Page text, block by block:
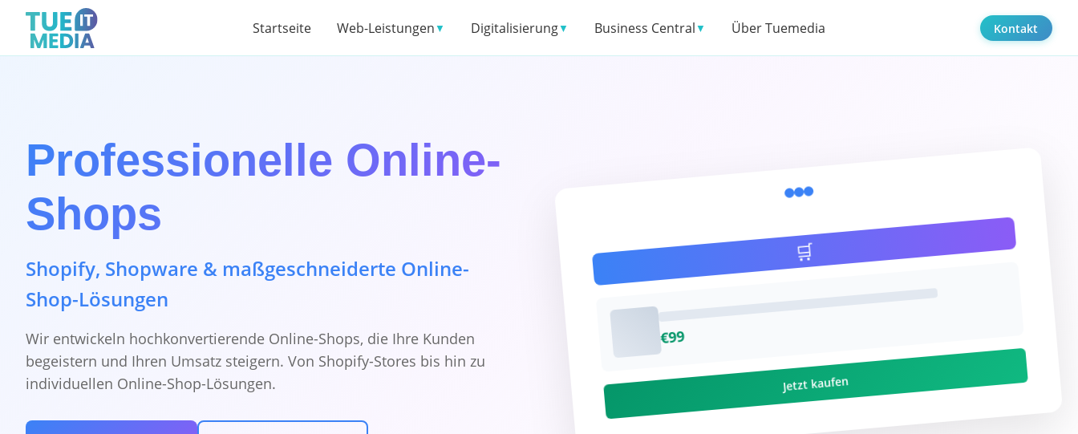
Startseite Web-Leistungen▼ Digitalisierung▼ Business Central▼ Über Tuemedia Kontakt
Professionelle Online-
Shops
Shopify, Shopware & maßgeschneiderte Online-
Shop-Lösungen
Wir entwickeln hochkonvertierende Online-Shops, die Ihre Kunden
begeistern und Ihren Umsatz steigern. Von Shopify-Stores bis hin zu
individuellen Online-Shop-Lösungen.
🛒
€99
Jetzt kaufen